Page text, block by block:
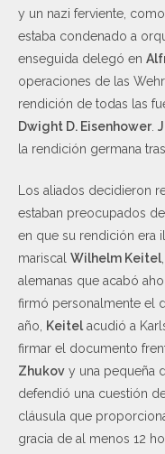
y un nazi ferviente,
estaba condenado a
enseguida delegó en
operaciones de las
rendición de todas las
Dwight D. Eisenhower.
la rendición germana
Los aliados decidieron
estaban preocupados
en que su rendición era
mariscal Wilhelm Keitel
alemanas que acabó
firmó personalmente el
año,
Keitel acudió a
firmar el documento
Zhukov y una pequeña
defendió una cuestión
cláusula que
gracia de al menos 12